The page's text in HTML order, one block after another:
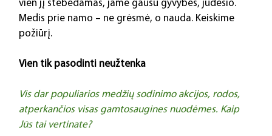
vien jį stebėdamas, jame gausu gyvybės, judesio.
Medis prie namo – ne grėsmė, o nauda. Keiskime
požiūrį.
Vien tik pasodinti neužtenka
Vis dar populiarios medžių sodinimo akcijos, rodos,
atperkančios visas gamtosaugines nuodėmes. Kaip
Jūs tai vertinate?